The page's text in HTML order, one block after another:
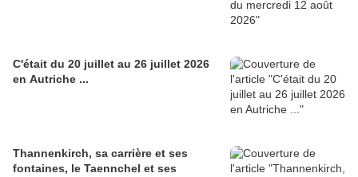
C'était du 20 juillet au 26 juillet 2026
en Autriche ...
Thannenkirch, sa carrière et ses
fontaines, le Taennchel et ses